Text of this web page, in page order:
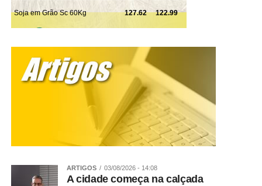
ARTIGOS 03/08/2026 - 14:08
A cidade começa na calçada